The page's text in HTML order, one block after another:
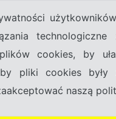
cookies, by
pliki cookies
naszą